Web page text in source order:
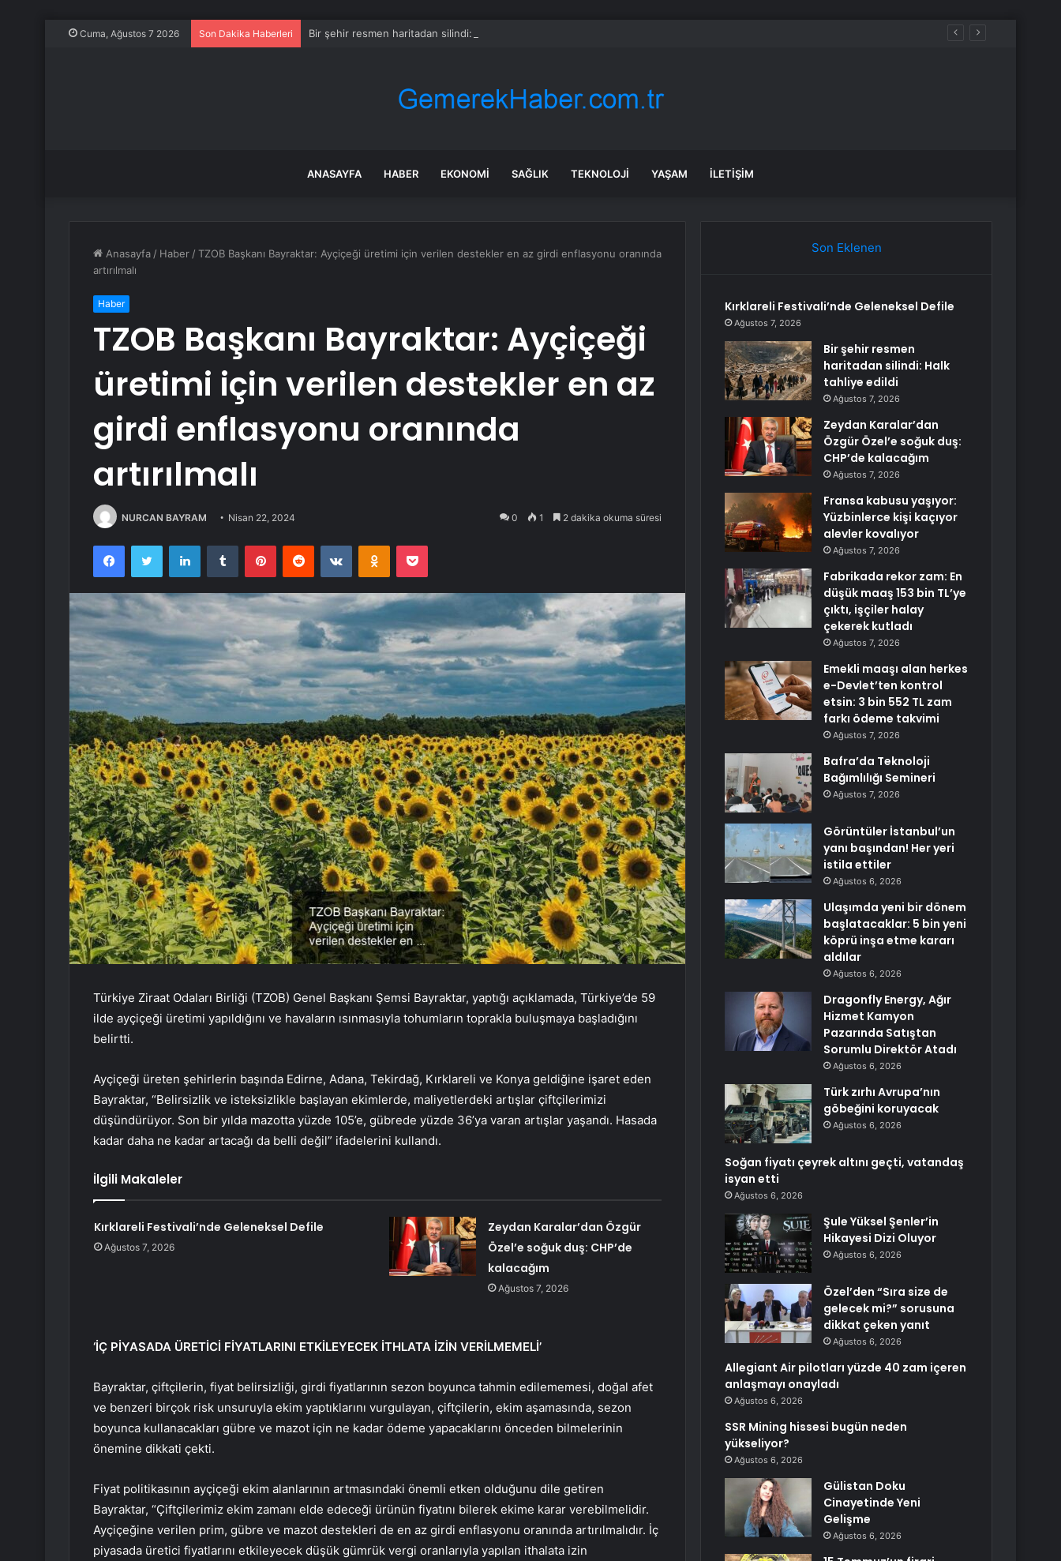
Cuma, Ağustos 7 2026 Son Dakika Haberleri Bir şehir resmen haritadan silindi: Halk tahliye edildi
ANASAYFA HABER EKONOMI SAĞLIK TEKNOLOJI YAŞAM İLETIŞIM
Anasayfa / Haber /TZOB Başkanı Bayraktar: Ayçiçeği üretimi için verilen destekler en az girdi enflasyonu oranında
artırılmalı
Haber
TZOB Başkanı Bayraktar: Ayçiçeği
üretimi için verilen destekler en az
girdi enflasyonu oranında
artırılmalı
NURCAN BAYRAM Nisan 22, 2024 0 1 2 dakika okuma süresi
FacebookTwitter LinkedInTumblr PinterestReddit VKontakteOdnoklassniki
Pocket
Türkiye Ziraat Odaları Birliği (TZOB) Genel Başkanı Şemsi Bayraktar, yaptığı açıklamada, Türkiye’de 59
ilde ayçiçeği üretimi yapıldığını ve havaların ısınmasıyla tohumların toprakla buluşmaya başladığını
belirtti.
Ayçiçeği üreten şehirlerin başında Edirne, Adana, Tekirdağ, Kırklareli ve Konya geldiğine işaret eden
Bayraktar, “Belirsizlik ve isteksizlikle başlayan ekimlerde, maliyetlerdeki artışlar çiftçilerimizi
düşündürüyor. Son bir yılda mazotta yüzde 105’e, gübrede yüzde 36’ya varan artışlar yaşandı. Hasada
kadar daha ne kadar artacağı da belli değil” ifadelerini kullandı.
İlgili Makaleler
Kırklareli Festivali’nde Geleneksel Defile
Ağustos 7, 2026
Zeydan Karalar’dan Özgür
Özel’e soğuk duş: CHP’de
kalacağım
Ağustos 7, 2026
‘İÇ PİYASADA ÜRETİCİ FİYATLARINI ETKİLEYECEK İTHLATA İZİN VERİLMEMELİ’
Bayraktar, çiftçilerin, fiyat belirsizliği, girdi fiyatlarının sezon boyunca tahmin edilememesi, doğal afet
ve benzeri birçok risk unsuruyla ekim yaptıklarını vurgulayan, çiftçilerin, ekim aşamasında, sezon
boyunca kullanacakları gübre ve mazot için ne kadar ödeme yapacaklarını önceden bilmelerinin
önemine dikkati çekti.
Fiyat politikasının ayçiçeği ekim alanlarının artmasındaki önemli etken olduğunu dile getiren
Bayraktar, “Çiftçilerimiz ekim zamanı elde edeceği ürünün fiyatını bilerek ekime karar verebilmelidir.
Ayçiçeğine verilen prim, gübre ve mazot destekleri de en az girdi enflasyonu oranında artırılmalıdır. İç
piyasada üretici fiyatlarını etkileyecek düşük gümrük vergi oranlarıyla yapılan ithalata izin
Son Eklenen
Kırklareli Festivali’nde Geleneksel Defile
Ağustos 7, 2026
Bir şehir resmen
haritadan silindi: Halk
tahliye edildi
Ağustos 7, 2026
Zeydan Karalar’dan
Özgür Özel’e soğuk duş:
CHP’de kalacağım
Ağustos 7, 2026
Fransa kabusu yaşıyor:
Yüzbinlerce kişi kaçıyor
alevler kovalıyor
Ağustos 7, 2026
Fabrikada rekor zam: En
düşük maaş 153 bin TL’ye
çıktı, işçiler halay
çekerek kutladı
Ağustos 7, 2026
Emekli maaşı alan herkes
e-Devlet’ten kontrol
etsin: 3 bin 552 TL zam
farkı ödeme takvimi
Ağustos 7, 2026
Bafra’da Teknoloji
Bağımlılığı Semineri
Ağustos 7, 2026
Görüntüler İstanbul’un
yanı başından! Her yeri
istila ettiler
Ağustos 6, 2026
Ulaşımda yeni bir dönem
başlatacaklar: 5 bin yeni
köprü inşa etme kararı
aldılar
Ağustos 6, 2026
Dragonfly Energy, Ağır
Hizmet Kamyon
Pazarında Satıştan
Sorumlu Direktör Atadı
Ağustos 6, 2026
Türk zırhı Avrupa’nın
göbeğini koruyacak
Ağustos 6, 2026
Soğan fiyatı çeyrek altını geçti, vatandaş
isyan etti
Ağustos 6, 2026
Şule Yüksel Şenler’in
Hikayesi Dizi Oluyor
Ağustos 6, 2026
Özel’den “Sıra size de
gelecek mi?” sorusuna
dikkat çeken yanıt
Ağustos 6, 2026
Allegiant Air pilotları yüzde 40 zam içeren
anlaşmayı onayladı
Ağustos 6, 2026
SSR Mining hissesi bugün neden
yükseliyor?
Ağustos 6, 2026
Gülistan Doku
Cinayetinde Yeni
Gelişme
Ağustos 6, 2026